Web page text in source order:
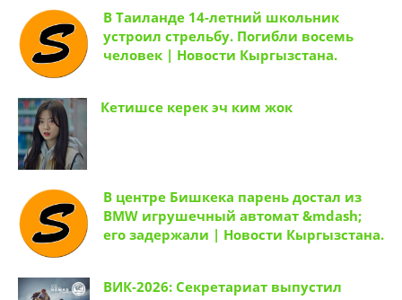
В Таиланде 14-летний школьник
устроил стрельбу. Погибли восемь
человек | Новости Кыргызстана.
Кетишсе керек эч ким жок
В центре Бишкека парень достал из
BMW игрушечный автомат &mdash;
его задержали | Новости Кыргызстана.
ВИК-2026: Секретариат выпустил